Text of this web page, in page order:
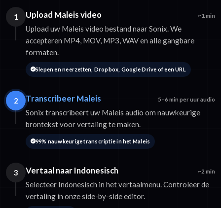
1 Upload Maleis video ~1 min
Upload uw Maleis video bestand naar Sonix. We
accepteren MP4, MOV, MP3, WAV en alle gangbare
formaten.
Slepen en neerzetten, Dropbox, Google Drive of een URL
2 Transcribeer Maleis 5–6 min per uur audio
Sonix transcribeert uw Maleis audio om nauwkeurige
brontekst voor vertaling te maken.
99% nauwkeurige transcriptie in het Maleis
3 Vertaal naar Indonesisch ~2 min
Selecteer Indonesisch in het vertaalmenu. Controleer de
vertaling in onze side-by-side editor.